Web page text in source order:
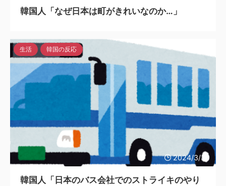
韓国人「なぜ日本は町がきれいなのか…」
2024/3/30
生活 韓国の反応
韓国人「日本のバス会社でのストライキのやり